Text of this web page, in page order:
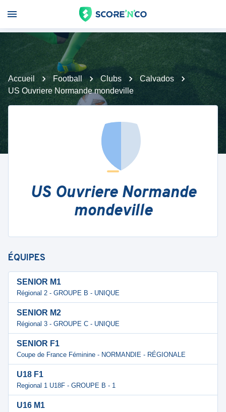
Accueil Football Clubs
Calvados
US Ouvriere Normande mondeville
US Ouvriere Normande
mondeville
ÉQUIPES
SENIOR M1
Régional 2 - GROUPE B - UNIQUE
SENIOR M2
Régional 3 - GROUPE C - UNIQUE
SENIOR F1
Coupe de France Féminine - NORMANDIE - RÉGIONALE
U18 F1
Regional 1 U18F - GROUPE B - 1
U16 M1